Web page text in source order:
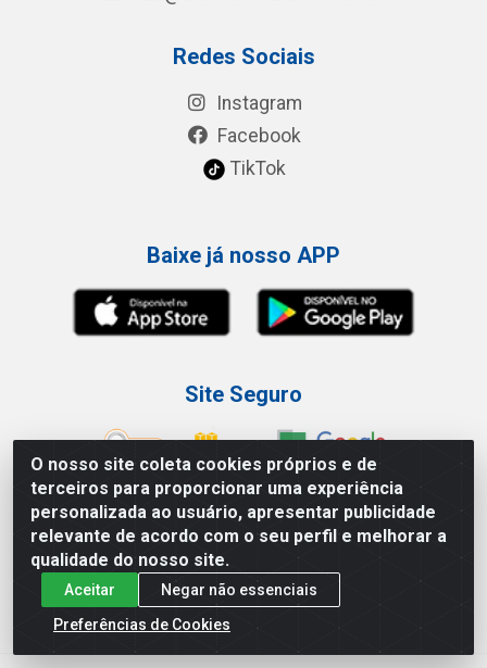
O nosso site coleta cookies próprios e de
terceiros para proporcionar uma experiência
personalizada ao usuário, apresentar publicidade
relevante de acordo com o seu perfil e melhorar a
qualidade do nosso site.
Aceitar
Negar não essenciais
Preferências de Cookies
Redes Sociais
Instagram
Facebook
TikTok
Baixe já nosso APP
Site Seguro
Loja / Showroom
Tel.: (11) 3227-0546
Av Vautier, 587/597 - Pari - São Paulo/SP